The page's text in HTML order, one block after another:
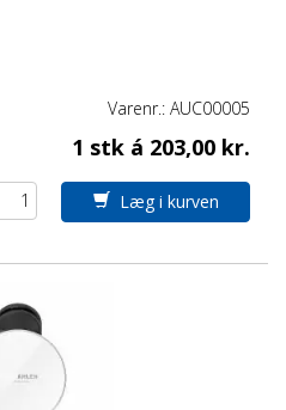
Varenr.: AUC00005
1 stk á 203,00 kr.
Læg i kurven